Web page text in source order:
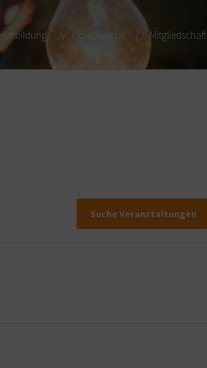
Coachsuche Mitgliedschaft
Suche Veranstaltungen